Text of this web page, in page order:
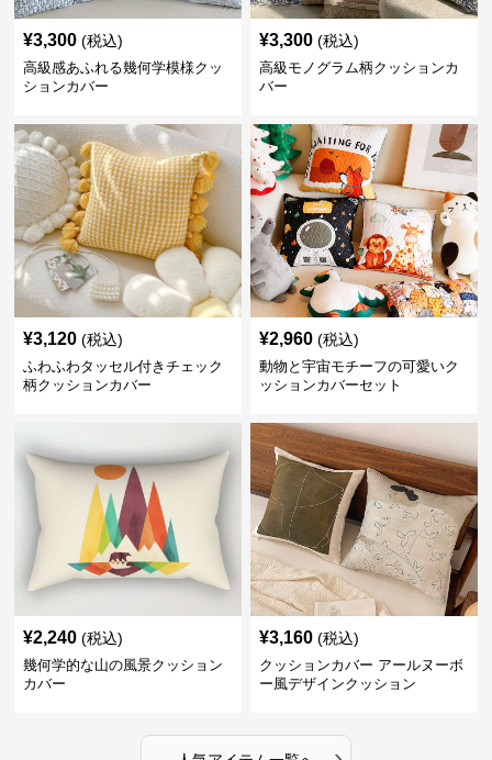
¥3,300 (税込)
高級感あふれる幾何学模様クッ
ションカバー
¥3,300 (税込)
高級モノグラム柄クッションカ
バー
¥3,120 (税込)
ふわふわタッセル付きチェック
柄クッションカバー
¥2,960 (税込)
動物と宇宙モチーフの可愛いク
ッションカバーセット
¥2,240 (税込)
幾何学的な山の風景クッション
カバー
¥3,160 (税込)
クッションカバー アールヌーボ
ー風デザインクッション